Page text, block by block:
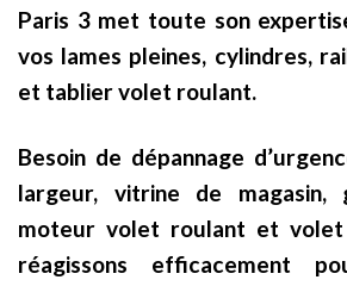
Paris 3 met toute son
vos lames pleines, cylindres,
et tablier volet roulant.
Besoin de dépannage
largeur, vitrine de magasin,
moteur volet roulant et
réagissons efficacement